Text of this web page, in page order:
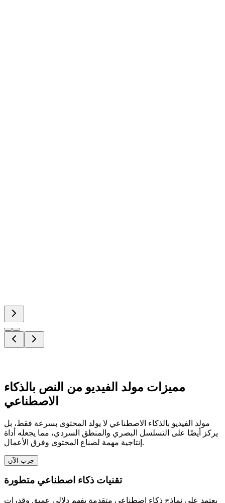
مميزات مولد الفيديو من النص بالذكاء
الاصطناعي
مولد الفيديو بالذكاء الاصطناعي لا يولد المحتوى بسرعة فقط، بل
يركز أيضًا على التسلسل البصري والمنطق السردي، مما يجعله أداة
إنتاجية مهمة لصناع المحتوى وفرق الأعمال.
جرب الآن
تقنيات ذكاء اصطناعي متطورة
يعتمد على نماذج ذكاء اصطناعي متقدمة بفهم دلالي عميق وقدرات